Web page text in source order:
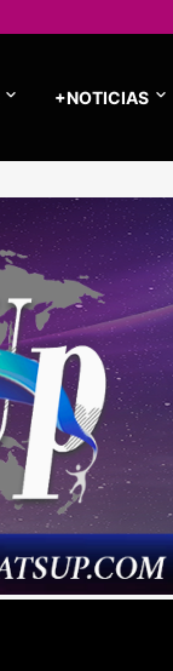
+NOTICIAS